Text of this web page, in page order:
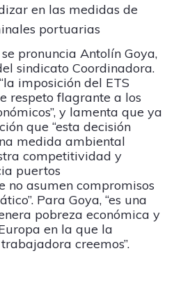
en las medidas de
portuarias
pronuncia Antolín Goya,
sindicato Coordinadora.
imposición del ETS
respeto flagrante a los
y lamenta que ya
que “esta decisión
medida ambiental
competitividad y
puertos
no asumen compromisos
Para Goya, “es una
pobreza económica y
en la que la
creemos”.